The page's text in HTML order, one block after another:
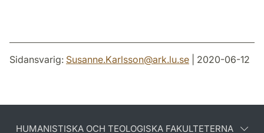
Sidansvarig: Susanne.Karlsson@ark.lu.se | 2020-06-12
HUMANISTISKA OCH TEOLOGISKA FAKULTETERNA